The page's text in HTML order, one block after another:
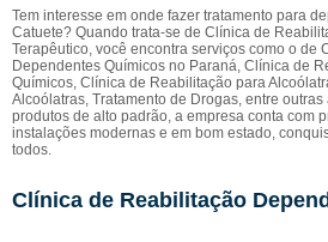
Tem interesse em onde fazer tratamento para
Catuete? Quando trata-se de Clínica de
Terapêutico, você encontra serviços como o de
Dependentes Químicos no Paraná, Clínica de
Químicos, Clínica de Reabilitação para
Alcoólatras, Tratamento de Drogas, entre
produtos de alto padrão, a empresa conta com
instalações modernas e em bom estado,
todos.
Clínica de Reabilitação